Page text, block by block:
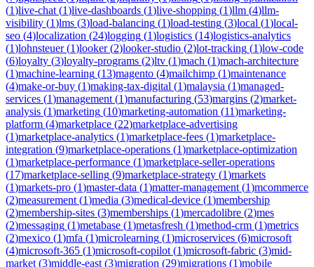
(1)live-chat (1)live-dashboards (1)live-shopping (1)llm (4)llm-
visibility (1)lms (3)load-balancing (1)load-testing (3)local (1)local-
seo (4)localization (24)logging (1)logistics (14)logistics-analytics
(1)lohnsteuer(1)looker(2)looker-studio (2)lot-tracking (1)low-code
(6)loyalty (3)loyalty-programs (2)ltv (1)mach (1)mach-architecture
(1)machine-learning (13)magento (4)mailchimp (1)maintenance
(4)make-or-buy (1)making-tax-digital (1)malaysia (1)managed-
services (1)management (1)manufacturing (53)margins (2)market-
analysis (1)marketing (10)marketing-automation (11)marketing-
platform (4)marketplace (22)marketplace-advertising
(1)marketplace-analytics (1)marketplace-fees (1)marketplace-
integration (9)marketplace-operations (1)marketplace-optimization
(1)marketplace-performance (1)marketplace-seller-operations
(17)marketplace-selling (9)marketplace-strategy (1)markets
(1)markets-pro (1)master-data (1)matter-management (1)mcommerce
(2)measurement (1)media (3)medical-device (1)membership
(2)membership-sites (3)memberships (1)mercadolibre (2)mes
(2)messaging (1)metabase (1)metasfresh (1)method-crm (1)metrics
(2)mexico (1)mfa (1)microlearning (1)microservices (6)microsoft
(4)microsoft-365 (1)microsoft-copilot (1)microsoft-fabric (3)mid-
market (3)middle-east (3)migration (29)migrations (1)mobile